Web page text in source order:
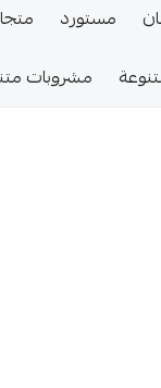
مستورد
مشروبات